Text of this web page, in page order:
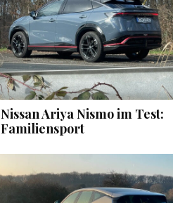
Nissan Ariya Nismo im Test:
Familiensport